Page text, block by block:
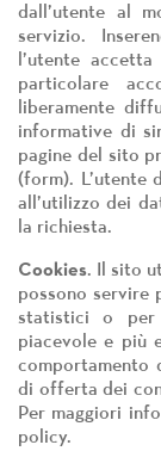
dall’utente al
servizio.
l’utente
particolare
liberamente
informative di
pagine del sito
(form). L’utente
all’utilizzo dei
la richiesta.
Cookies. Il sito
possono servire
statistici o per
piacevole e più
comportamento
di offerta dei
Per maggiori
policy.